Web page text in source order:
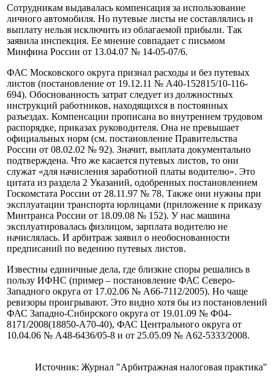
Сотрудникам выдавалась компенсация за использование
личного автомобиля. Но путевые листы не составлялись и
выплату нельзя исключить из облагаемой прибыли. Так
заявила инспекция. Ее мнение совпадает с письмом
Минфина России от 13.04.07 № 14-05-07/6.
ФАС Московского округа признал расходы и без путевых
листов (постановление от 19.12.11 № А40-152815/10-116-
694). Обоснованность затрат следует из должностных
инструкций работников, находящихся в постоянных
разъездах. Компенсации прописана во внутреннем трудовом
распорядке, приказах руководителя. Она не превышает
официальных норм (см. постановление Правительства
России от 08.02.02 № 92). Значит, выплата документально
подтверждена. Что же касается путевых листов, то они
служат «для начисления заработной платы водителю». Это
цитата из раздела 2 Указаний, одобренных постановлением
Госкомстата России от 28.11.97 № 78. Также они нужны при
эксплуатации транспорта юрлицами (приложение к приказу
Минтранса России от 18.09.08 № 152). У нас машина
эксплуатировалась физлицом, зарплата водителю не
начислялась. И арбитраж заявил о необоснованности
предписаний по ведению путевых листов.
Известны единичные дела, где близкие споры решались в
пользу ИФНС (пример – постановление ФАС Северо-
Западного округа от 17.02.06 № А66-7112/2005). Но чаще
ревизоры проигрывают. Это видно хотя бы из постановлений
ФАС Западно-Сибирского округа от 19.01.09 № Ф04-
8171/2008(18850-А70-40), ФАС Центрального округа от
10.04.06 № А48-6436/05-8 и от 25.05.09 № А62-5333/2008.
Источник: Журнал "Арбитражная налоговая практика"